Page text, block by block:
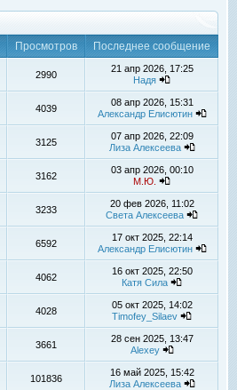
Просмотров
Последнее сообщение
2990
21 апр 2026, 17:25
Надя
4039
08 апр 2026, 15:31
Александр Елисютин
3125
07 апр 2026, 22:09
Лиза Алексеева
3162
03 апр 2026, 00:10
М.Ю.
3233
20 фев 2026, 11:02
Света Алексеева
6592
17 окт 2025, 22:14
Александр Елисютин
4062
16 окт 2025, 22:50
Катя Сила
4028
05 окт 2025, 14:02
Timofey_Silaev
3661
28 сен 2025, 13:47
Alexey
101836
16 май 2025, 15:42
Лиза Алексеева